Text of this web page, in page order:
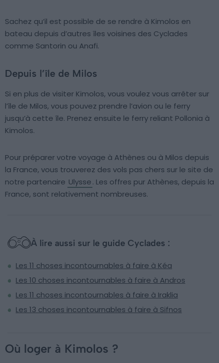
Sachez qu’il est possible de se rendre à Kimolos en
bateau depuis d’autres îles voisines des Cyclades
comme Santorin ou Anafi.
Depuis l’île de Milos
Si en plus de visiter Kimolos, vous voulez vous arrêter sur
l’île de Milos, vous pouvez prendre l’avion ou le ferry
jusqu’à cette île. Prenez ensuite le ferry reliant Pollonia à
Kimolos.
Pour préparer votre voyage à Athènes ou à Milos depuis
la France, vous trouverez des vols pas chers sur le site de
notre partenaire Ulysse. Les offres pur Athènes, depuis la
France, sont relativement nombreuses.
À lire aussi sur le guide Cyclades :
Les 11 choses incontournables à faire à Kéa
Les 10 choses incontournables à faire à Andros
Les 11 choses incontournables à faire à Iraklia
Les 13 choses incontournables à faire à Sifnos
Où loger à Kimolos ?